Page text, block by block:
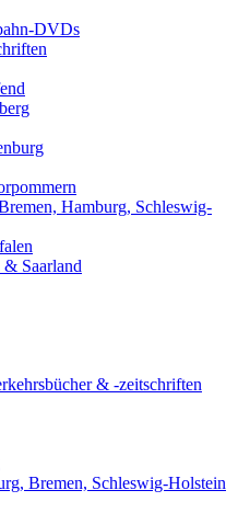
DVDs
Hamburg, Schleswig-
Saarland
& -zeitschriften
Bremen, Schleswig-Holstein